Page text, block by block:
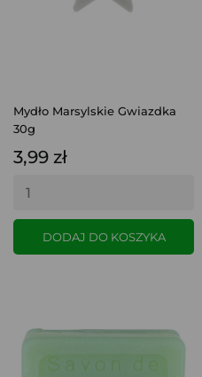
Mydło Marsylskie Gwiazdka
30g
3,99 zł
DODAJ DO KOSZYKA